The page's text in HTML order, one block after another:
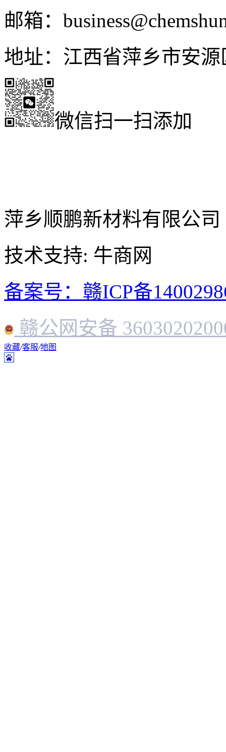
邮箱：
地址：江西省萍乡市安
微信扫一扫添加
萍乡顺鹏新材料有限公
技术支持: 牛商网
备案号：赣ICP备
赣公网安备
收藏/客服/地图